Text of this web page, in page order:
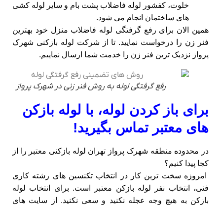
خلوت، کفشور لوله فاضلاب پشت بام و سایر لوله کشی
های ساختمان انجام می شود.
همین الان برای رفع گرفتگی لوله فاضلاب منزل خود بهترین
فنر زن را درخواست نمایید. تا از شرکت لوله بازکنی شهرک
پرواز نزدیک ترین فنر زن را خدمت شما ارسال نماییم.
رفع گرفتگی لوله به روش فنر زنی در شهرک پرواز
برای باز کردن لوله، با لوله بازکن
های معتبر تماس بگیرید!
در محدوده منطقه شهرک پرواز تهران لوله بازکنی معتبر را از
کجا پیدا کنیم؟
امروزه سخت ترین کار در انتخاب تکنسین های رشته کاری
فنی، انتخاب نفر لوله بازکن معتبر است. برای انتخاب لوله
بازکن به هیچ وجه عجله نکنید و سعی نکنید. از سایت های